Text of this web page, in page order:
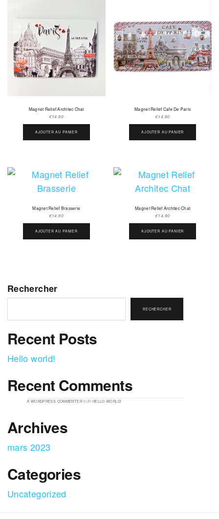
Magnet Relief Architec Chat
€14.90
AJOUTER AU PANIER
Magnet Relief Cafe De Paris
€14.90
AJOUTER AU PANIER
Magnet Relief Brasserie
€14.90
AJOUTER AU PANIER
Magnet Relief Architec Chat
€14.90
AJOUTER AU PANIER
Rechercher
RECHERCHER
Recent Posts
Hello world!
Recent Comments
A WORDPRESS COMMENTERSUR HELLO WORLD!
Archives
mars 2023
Categories
Uncategorized